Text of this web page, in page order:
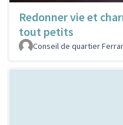
Redonner vie et
tout petits
Conseil de quartier